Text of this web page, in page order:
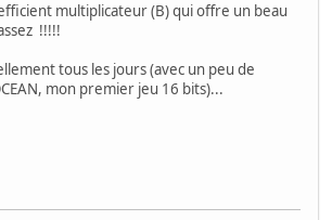
multiplicateur (B) qui offre un beau
!!!!!
tous les jours (avec un peu de
mon premier jeu 16 bits)...